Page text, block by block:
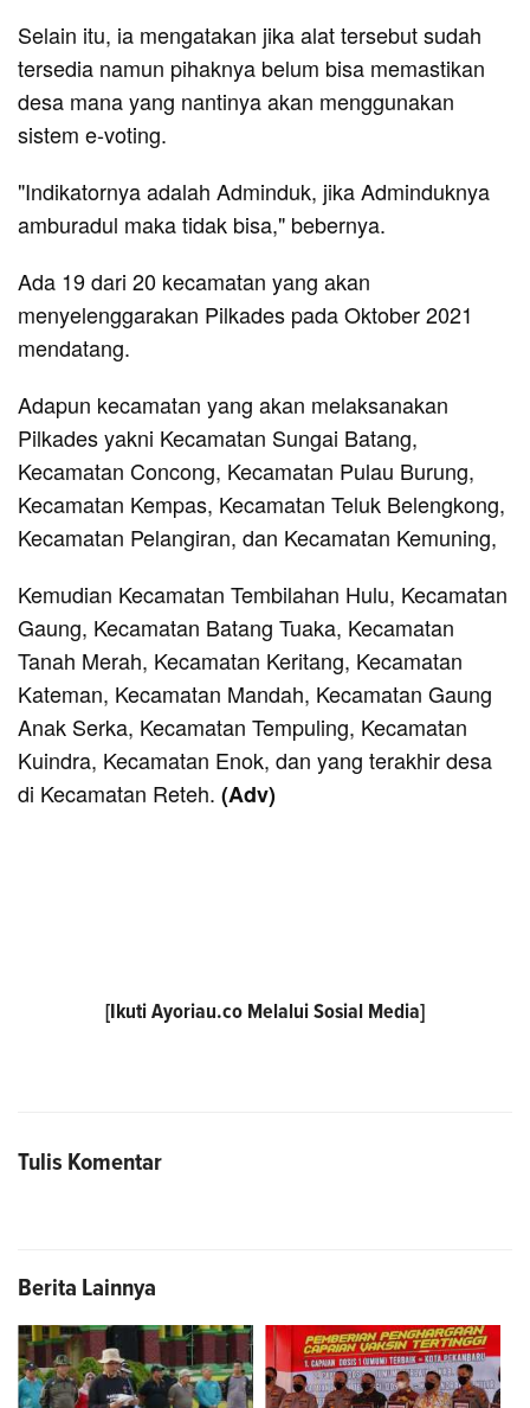
Selain itu, ia mengatakan jika alat tersebut sudah
tersedia namun pihaknya belum bisa memastikan
desa mana yang nantinya akan menggunakan
sistem e-voting.
"Indikatornya adalah Adminduk, jika Adminduknya
amburadul maka tidak bisa," bebernya.
Ada 19 dari 20 kecamatan yang akan
menyelenggarakan Pilkades pada Oktober 2021
mendatang.
Adapun kecamatan yang akan melaksanakan
Pilkades yakni Kecamatan Sungai Batang,
Kecamatan Concong, Kecamatan Pulau Burung,
Kecamatan Kempas, Kecamatan Teluk Belengkong,
Kecamatan Pelangiran, dan Kecamatan Kemuning,
Kemudian Kecamatan Tembilahan Hulu, Kecamatan
Gaung, Kecamatan Batang Tuaka, Kecamatan
Tanah Merah, Kecamatan Keritang, Kecamatan
Kateman, Kecamatan Mandah, Kecamatan Gaung
Anak Serka, Kecamatan Tempuling, Kecamatan
Kuindra, Kecamatan Enok, dan yang terakhir desa
di Kecamatan Reteh. (Adv)
[Ikuti Ayoriau.co Melalui Sosial Media]
Tulis Komentar
Berita Lainnya